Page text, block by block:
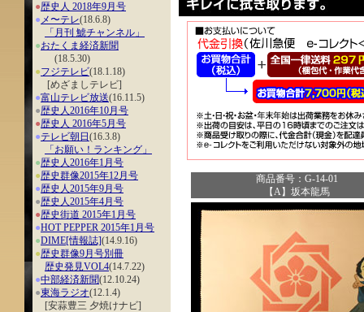
●歴史人 2018年9月号
● メ〜テレ(18.6.8)
「月刊 鯱チャンネル」
●おたくま経済新聞
(18.5.30)
●フジテレビ(18.1.18)
[めざましテレビ]
●富山テレビ放送(16.11.5)
●歴史人2016年10月号
●歴史人 2016年5月号
●テレビ朝日 (16.3.8)
「お願い！ランキング」
●歴史人2016年1月号
●歴史群像2015年12月号
●歴史人2015年9月号
●歴史人2015年4月号
●歴史街道 2015年1月号
●HOT PEPPER 2015年1月号
●DIME[情報誌](14.9.16)
●歴史群像9月号別冊
歴史発見VOL4(14.7.22)
●中部経済新聞(12.10.24)
●東海ラジオ(12.1.4)
[安蒜豊三 夕焼けナビ]
商品番号：G-14-01
【A】坂本龍馬